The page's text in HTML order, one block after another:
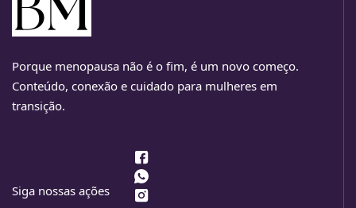
Porque menopausa não é o fim, é um novo começo.
Conteúdo, conexão e cuidado para mulheres em
transição.
Siga nossas ações